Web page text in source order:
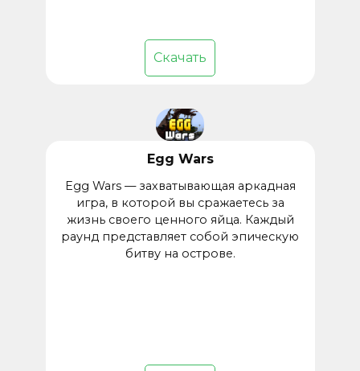
Скачать
Egg Wars
Egg Wars — захватывающая аркадная
игра, в которой вы сражаетесь за
жизнь своего ценного яйца. Каждый
раунд представляет собой эпическую
битву на острове.